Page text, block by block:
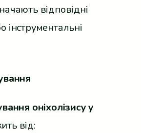
відповідні
інструментальні
оніхолізису у
від: